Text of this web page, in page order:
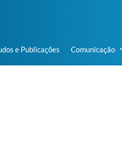
e Publicações Comunicação